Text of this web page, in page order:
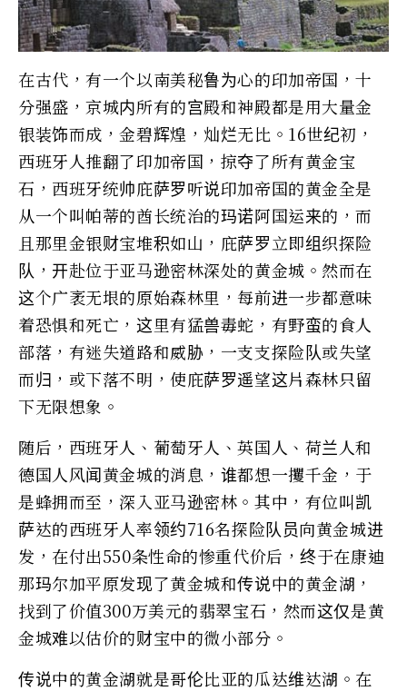
在古代，有一个以南美秘鲁为心的印加帝国，十
分强盛，京城内所有的宫殿和神殿都是用大量金
银装饰而成，金碧辉煌，灿烂无比。16世纪初，
西班牙人推翻了印加帝国，掠夺了所有黄金宝
石，西班牙统帅庇萨罗听说印加帝国的黄金全是
从一个叫帕蒂的酋长统治的玛诺阿国运来的，而
且那里金银财宝堆积如山，庇萨罗立即组织探险
队，开赴位于亚马逊密林深处的黄金城。然而在
这个广袤无垠的原始森林里，每前进一步都意味
着恐惧和死亡，这里有猛兽毒蛇，有野蛮的食人
部落，有迷失道路和威胁，一支支探险队或失望
而归，或下落不明，使庇萨罗遥望这片森林只留
下无限想象。
随后，西班牙人、葡萄牙人、英国人、荷兰人和
德国人风闻黄金城的消息，谁都想一攫千金，于
是蜂拥而至，深入亚马逊密林。其中，有位叫凯
萨达的西班牙人率领约716名探险队员向黄金城进
发，在付出550条性命的惨重代价后，终于在康迪
那玛尔加平原发现了黄金城和传说中的黄金湖，
找到了价值300万美元的翡翠宝石，然而这仅是黄
金城难以估价的财宝中的微小部分。
传说中的黄金湖就是哥伦比亚的瓜达维达湖。在